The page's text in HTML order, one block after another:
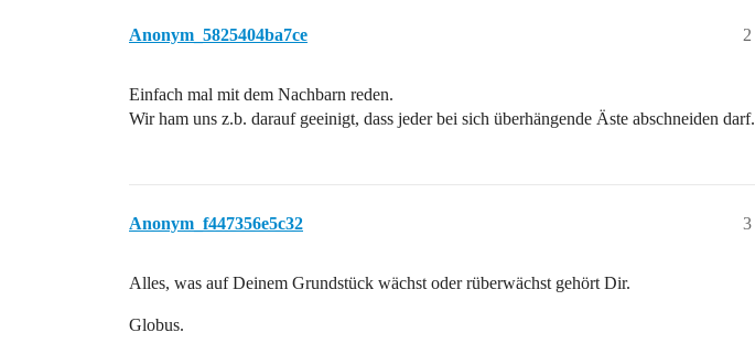
Anonym_5825404ba7ce 2
Einfach mal mit dem Nachbarn reden.
Wir ham uns z.b. darauf geeinigt, dass jeder bei sich überhängende Äste abschneiden darf.
Anonym_f447356e5c32 3
Alles, was auf Deinem Grundstück wächst oder rüberwächst gehört Dir.
Globus.